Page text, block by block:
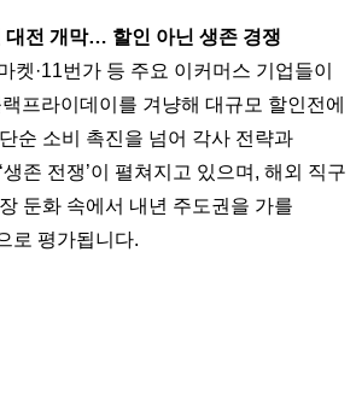
대전 개막… 할인 아닌 생존 경쟁
켓·11번가 등 주요 이커머스 기업들이
프라이데이를 겨냥해 대규모 할인전에
순 소비 촉진을 넘어 각사 전략과
생존 전쟁’이 펼쳐지고 있으며, 해외 직구
둔화 속에서 내년 주도권을 가를
로 평가됩니다.